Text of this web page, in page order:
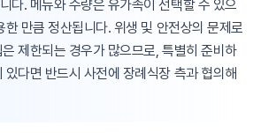
다. 메뉴와 수량은 유가족이 선택할 수 있으
한 만큼 정산됩니다. 위생 및 안전상의 문제로
제한되는 경우가 많으므로, 특별히 준비하
있다면 반드시 사전에 장례식장 측과 협의해